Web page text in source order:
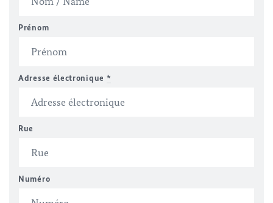
Prénom
Adresse électronique *
Rue
Numéro